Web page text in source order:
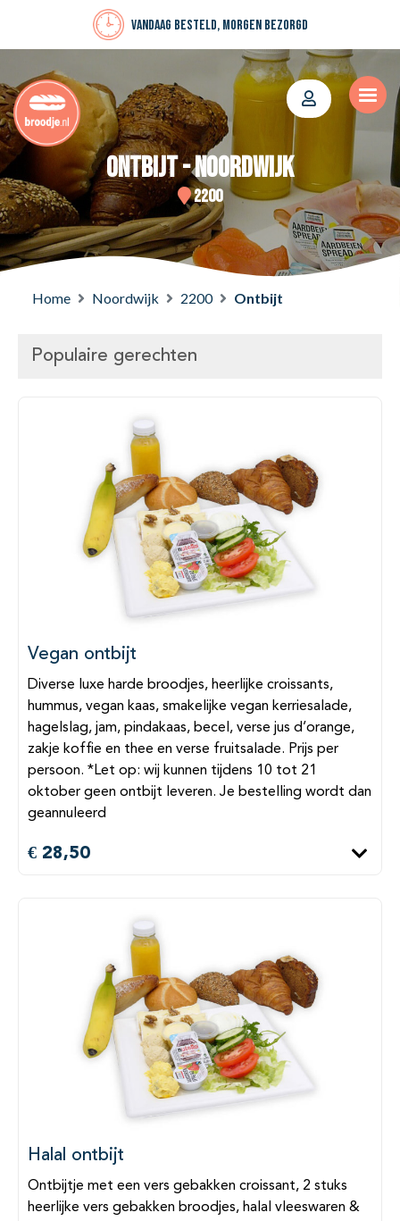
Vandaag besteld, morgen bezorgd
Ontbijt - Noordwijk
2200
Home Noordwijk 2200 Ontbijt
Populaire gerechten
Vegan ontbijt
Diverse luxe harde broodjes, heerlijke croissants,
hummus, vegan kaas, smakelijke vegan kerriesalade,
hagelslag, jam, pindakaas, becel, verse jus d’orange,
zakje koffie en thee en verse fruitsalade. Prijs per
persoon. *Let op: wij kunnen tijdens 10 tot 21
oktober geen ontbijt leveren. Je bestelling wordt dan
geannuleerd
€ 28,50
Halal ontbijt
Ontbijtje met een vers gebakken croissant, 2 stuks
heerlijke vers gebakken broodjes, halal vleeswaren &